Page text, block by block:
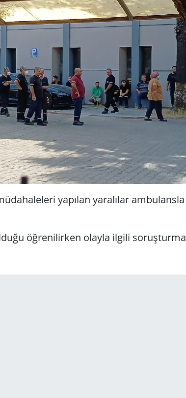
yapılan yaralılar ambulansla
öğrenilirken olayla ilgili soruşturma